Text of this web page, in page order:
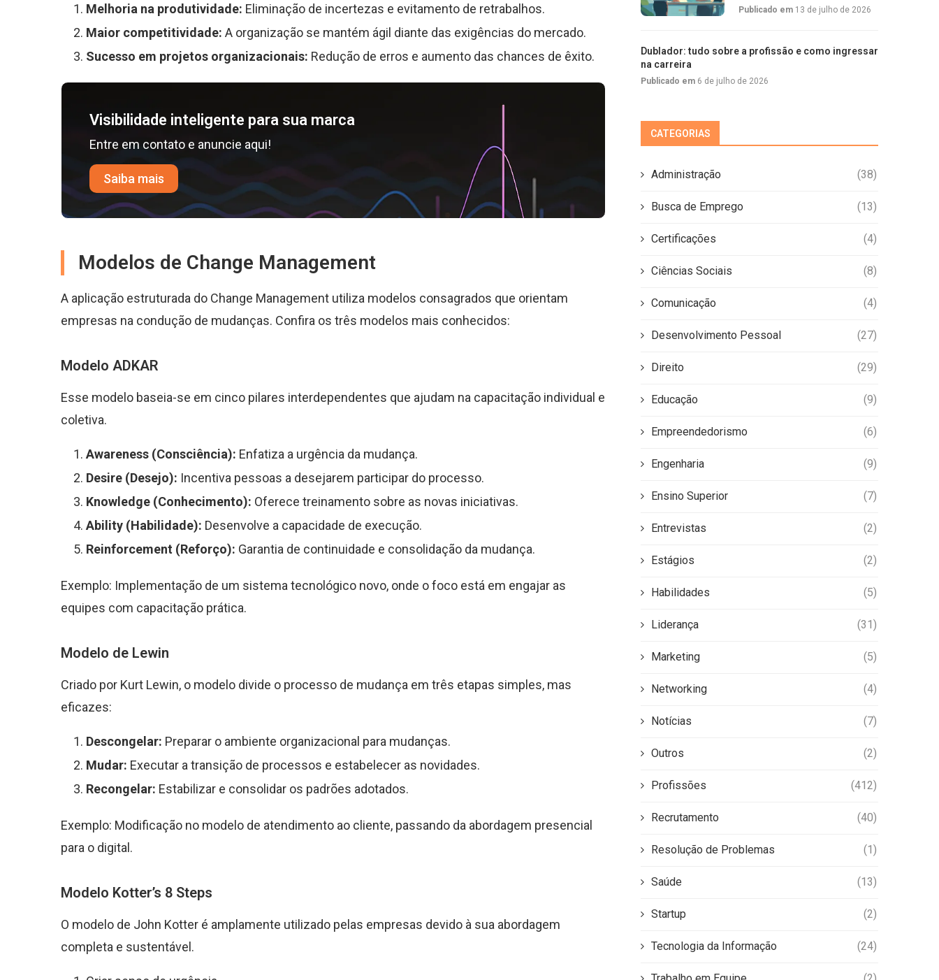
Melhoria na produtividade: Eliminação de incertezas e evitamento de retrabalhos.
Maior competitividade: A organização se mantém ágil diante das exigências do mercado.
Sucesso em projetos organizacionais: Redução de erros e aumento das chances de êxito.
Visibilidade inteligente para sua marca
Entre em contato e anuncie aqui!
Saiba mais
Modelos de Change Management
A aplicação estruturada do Change Management utiliza modelos consagrados que orientam
empresas na condução de mudanças. Confira os três modelos mais conhecidos:
Modelo ADKAR
Esse modelo baseia-se em cinco pilares interdependentes que ajudam na capacitação individual e
coletiva.
Awareness (Consciência): Enfatiza a urgência da mudança.
Desire (Desejo): Incentiva pessoas a desejarem participar do processo.
Knowledge (Conhecimento): Oferece treinamento sobre as novas iniciativas.
Ability (Habilidade): Desenvolve a capacidade de execução.
Reinforcement (Reforço): Garantia de continuidade e consolidação da mudança.
Exemplo: Implementação de um sistema tecnológico novo, onde o foco está em engajar as
equipes com capacitação prática.
Modelo de Lewin
Criado por Kurt Lewin, o modelo divide o processo de mudança em três etapas simples, mas
eficazes:
Descongelar: Preparar o ambiente organizacional para mudanças.
Mudar: Executar a transição de processos e estabelecer as novidades.
Recongelar: Estabilizar e consolidar os padrões adotados.
Exemplo: Modificação no modelo de atendimento ao cliente, passando da abordagem presencial
para o digital.
Modelo Kotter’s 8 Steps
O modelo de John Kotter é amplamente utilizado pelas empresas devido à sua abordagem
completa e sustentável.
Publicado em 13 de julho de 2026
Dublador: tudo sobre a profissão e como ingressar
na carreira
Publicado em 6 de julho de 2026
CATEGORIAS
Administração (38)
Busca de Emprego (13)
Certificações (4)
Ciências Sociais (8)
Comunicação (4)
Desenvolvimento Pessoal (27)
Direito (29)
Educação (9)
Empreendedorismo (6)
Engenharia (9)
Ensino Superior (7)
Entrevistas (2)
Estágios (2)
Habilidades (5)
Liderança (31)
Marketing (5)
Networking (4)
Notícias (7)
Outros (2)
Profissões (412)
Recrutamento (40)
Resolução de Problemas (1)
Saúde (13)
Startup (2)
Tecnologia da Informação (24)